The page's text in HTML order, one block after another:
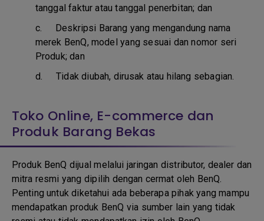
tanggal faktur atau tanggal penerbitan; dan
c. Deskripsi Barang yang mengandung nama
merek BenQ, model yang sesuai dan nomor seri
Produk; dan
d.Tidak diubah, dirusak atau hilang sebagian.
Toko Online, E-commerce dan
Produk Barang Bekas
Produk BenQ dijual melalui jaringan distributor, dealer dan
mitra resmi yang dipilih dengan cermat oleh BenQ.
Penting untuk diketahui ada beberapa pihak yang mampu
mendapatkan produk BenQ via sumber lain yang tidak